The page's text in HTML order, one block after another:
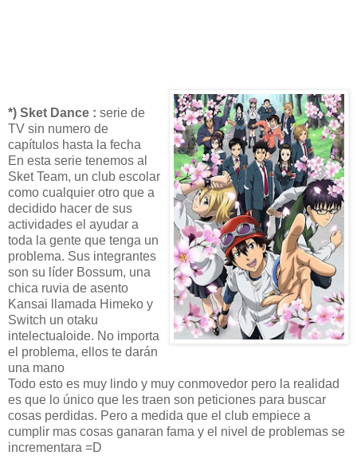
*) Sket Dance : serie de
TV sin numero de
capítulos hasta la fecha
En esta serie tenemos al
Sket Team, un club escolar
como cualquier otro que a
decidido hacer de sus
actividades el ayudar a
toda la gente que tenga un
problema. Sus integrantes
son su líder Bossum, una
chica ruvia de asento
Kansai llamada Himeko y
Switch un otaku
intelectualoide. No importa
el problema, ellos te darán
una mano
Todo esto es muy lindo y muy conmovedor pero la realidad
es que lo único que les traen son peticiones para buscar
cosas perdidas. Pero a medida que el club empiece a
cumplir mas cosas ganaran fama y el nivel de problemas se
incrementara =D